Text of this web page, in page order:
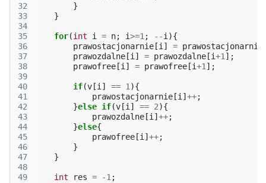
32
33
34
35
36
37
38
39
40
41
42
43
44
45
46
47
48
49
}
}
for(int i = n; i>=1 ; --i ){
prawostacjonarnie [i ] = prawostacjonarnie
prawozdalne [i ] = prawozdalne [i+1 ];
prawofree [i ] = prawofree [i+1 ];
if(v [i ] == 1 ){
prawostacjonarnie [i ] ++;
}else if(v [i ] == 2){
prawozdalne [i ] ++;
}else{
prawofree [i ] ++;
}
}
int res = -1 ;